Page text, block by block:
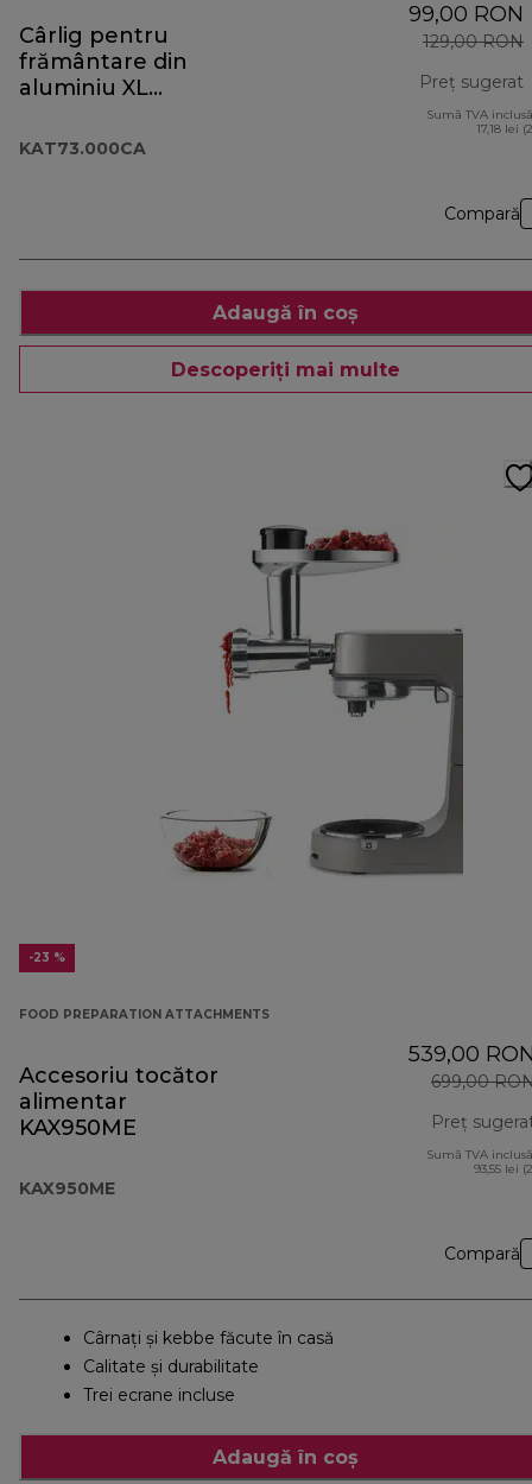
Cârlig pentru
frământare din
aluminiu XL
KAT73.000CA
99,00 RON
129,00 RON
Preț sugerat
Sumă TVA
17,18 lei
Compară
Adaugă în coș
Descoperiți mai multe
-23 %
FOOD PREPARATION ATTACHMENTS
Accesoriu tocător
alimentar
KAX950ME
KAX950ME
539,00
699,00
Preț
Sumă TVA
93,55 lei
Compară
Cârnaţi şi kebbe făcute în casă
Calitate și durabilitate
Trei ecrane incluse
Adaugă în coș